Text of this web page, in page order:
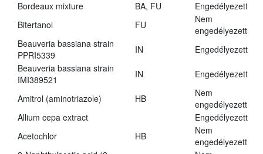
Bordeaux mixture BA, FU
Engedélyezett
Bitertanol
FU
Nem
engedélyezett
Beauveria bassiana strain
PPRI5339
IN
Engedélyezett
Beauveria bassiana strain
IMI389521
IN Engedélyezett
Amitrol (aminotriazole) HB
Nem
engedélyezett
Allium cepa extract
Engedélyezett
Acetochlor
HB
Nem
engedélyezett